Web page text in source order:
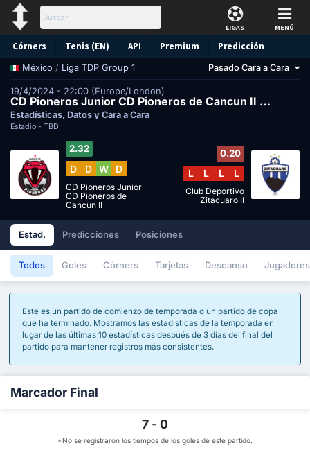
LIGAS MENÚ
Córners Tenis (EN) API Premium Predicción
México / Liga TDP Group 1 Pasado Cara a Cara
19/4/2024 - 22:00 (Europe/London)
CD Pioneros Junior CD Pioneros de Cancun II vs Club Deportivo Zitacuaro II
Estadísticas, Datos y Cara a Cara
Estadio - TBD
2.32
D D W D
CD Pioneros Junior
CD Pioneros de
Cancun II
0.20
L L L L
Club Deportivo
Zitacuaro II
Estad. Predicciones Posiciones
Todos Goles Córners Tarjetas Descanso Jugadores
Este es un partido de comienzo de temporada o un partido de copa
que ha terminado. Mostramos las estadísticas de la temporada en
lugar de las últimas 10 estadísticas después de 3 días del final del
partido para mantener registros más consistentes.
Marcador Final
7 - 0
*No se registraron los tiempos de los goles de este partido.